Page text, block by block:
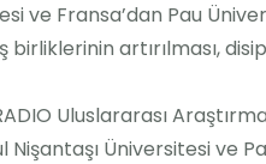
ve Fransa’dan Pau
artırılması,
Uluslararası
Üniversitesi ve